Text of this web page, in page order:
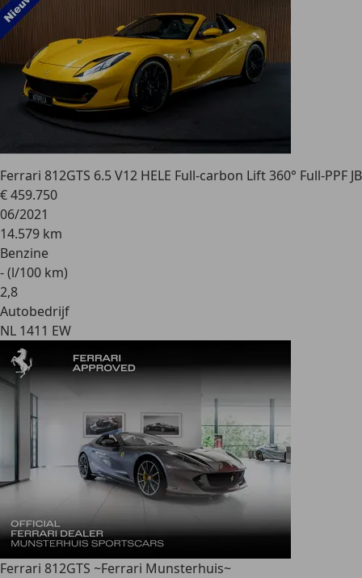
Ferrari 812GTS 6.5 V12 HELE Full-carbon Lift 360° Full-PPF JB
€ 459.750
06/2021
14.579 km
Benzine
- (l/100 km)
2,8
Autobedrijf
NL 1411 EW
Ferrari 812GTS ~Ferrari Munsterhuis~